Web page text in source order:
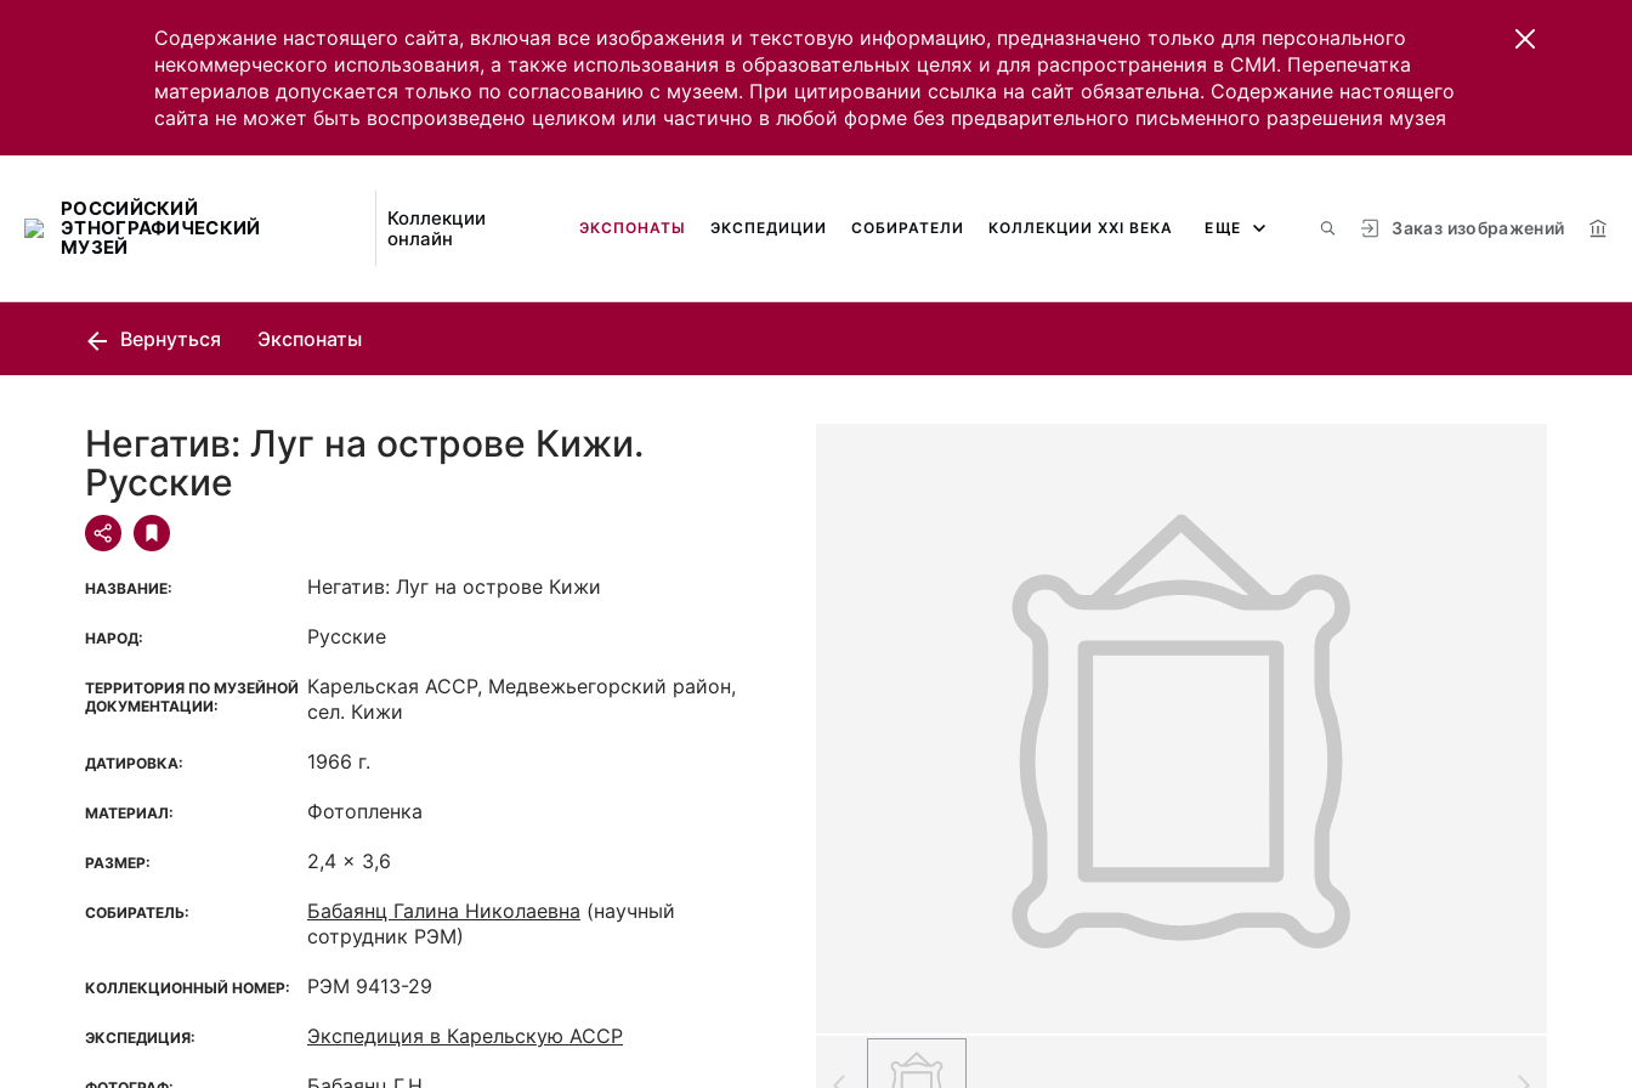
Содержание настоящего сайта, включая все изображения и текстовую информацию, предназначено только для персонального
некоммерческого использования, а также использования в образовательных целях и для распространения в СМИ. Перепечатка
материалов допускается только по согласованию с музеем. При цитировании ссылка на сайт обязательна. Содержание настоящего
сайта не может быть воспроизведено целиком или частично в любой форме без предварительного письменного разрешения музея
РОССИЙСКИЙ
ЭТНОГРАФИЧЕСКИЙ
МУЗЕЙ
Коллекции
онлайн
Заказ изображений
ЭКСПОНАТЫ ЭКСПЕДИЦИИ СОБИРАТЕЛИ КОЛЛЕКЦИИ XXI ВЕКА ЕЩЕ
Вернуться Экспонаты
Негатив: Луг на острове Кижи.
Русские
НАЗВАНИЕ: Негатив: Луг на острове Кижи
НАРОД: Русские
ТЕРРИТОРИЯ ПО МУЗЕЙНОЙ
ДОКУМЕНТАЦИИ:
Карельская ACCP, Медвежьегорский район,
сел. Кижи
ДАТИРОВКА: 1966 г.
МАТЕРИАЛ: Фотопленка
РАЗМЕР: 2,4 x 3,6
СОБИРАТЕЛЬ: Бабаянц Галина Николаевна (научный
сотрудник РЭМ)
КОЛЛЕКЦИОННЫЙ НОМЕР: РЭМ 9413-29
ЭКСПЕДИЦИЯ: Экспедиция в Карельскую АССР